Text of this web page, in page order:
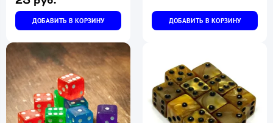
ДОБАВИТЬ В КОРЗИНУ ДОБАВИТЬ В КОРЗИНУ